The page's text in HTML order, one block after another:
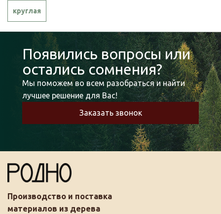
круглая
Появились вопросы или
остались сомнения?
Мы поможем во всем разобраться и найти
лучшее решение для Вас!
Заказать звонок
Производство и поставка
материалов из дерева